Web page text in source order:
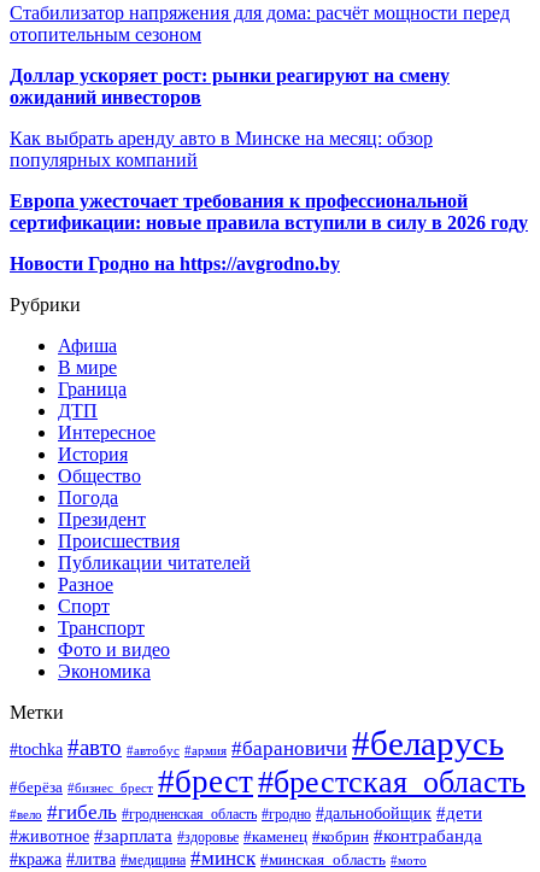
Стабилизатор напряжения для дома: расчёт мощности перед
отопительным сезоном
Доллар ускоряет рост: рынки реагируют на смену
ожиданий инвесторов
Как выбрать аренду авто в Минске на месяц: обзор
популярных компаний
Европа ужесточает требования к профессиональной
сертификации: новые правила вступили в силу в 2026 году
Новости Гродно на https://avgrodno.by
Рубрики
Афиша
В мире
Граница
ДТП
Интересное
История
Общество
Погода
Президент
Происшествия
Публикации читателей
Разное
Спорт
Транспорт
Фото и видео
Экономика
Метки
#tochka #авто #автобус #армия #барановичи #беларусь
#берёза #бизнес_брест #брест#брестская_область
#вело #гибель #гродненская_область #гродно #дальнобойщик #дети
#животное #зарплата #здоровье #каменец #кобрин #контрабанда
#кража #литва #медицина #минск #минская_область #мото